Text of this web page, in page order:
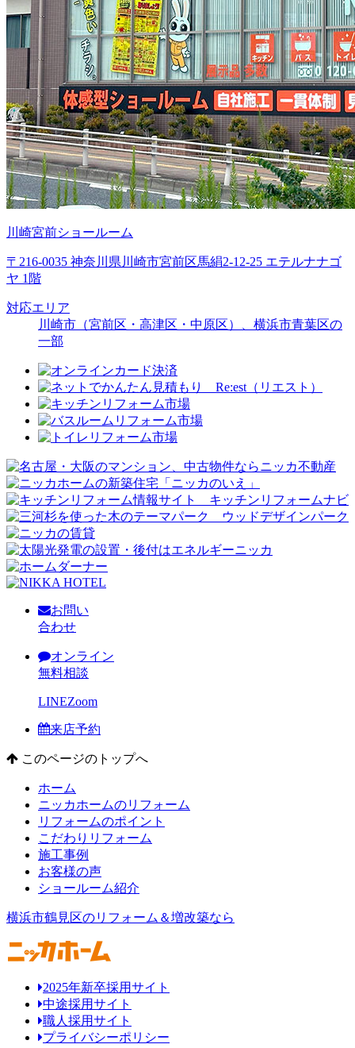
川崎宮前ショールーム
〒216-0035 神奈川県川崎市宮前区馬絹2-12-25 エテルナナゴ
ヤ 1階
対応エリア
川崎市（宮前区・高津区・中原区）、横浜市青葉区の
一部
お問い
合わせ
オンライン
無料相談
LINEZoom
来店予約
このページのトップへ
ホーム
ニッカホームのリフォーム
リフォームのポイント
こだわりリフォーム
施工事例
お客様の声
ショールーム紹介
横浜市鶴見区のリフォーム＆増改築なら
2025年新卒採用サイト
中途採用サイト
職人採用サイト
プライバシーポリシー